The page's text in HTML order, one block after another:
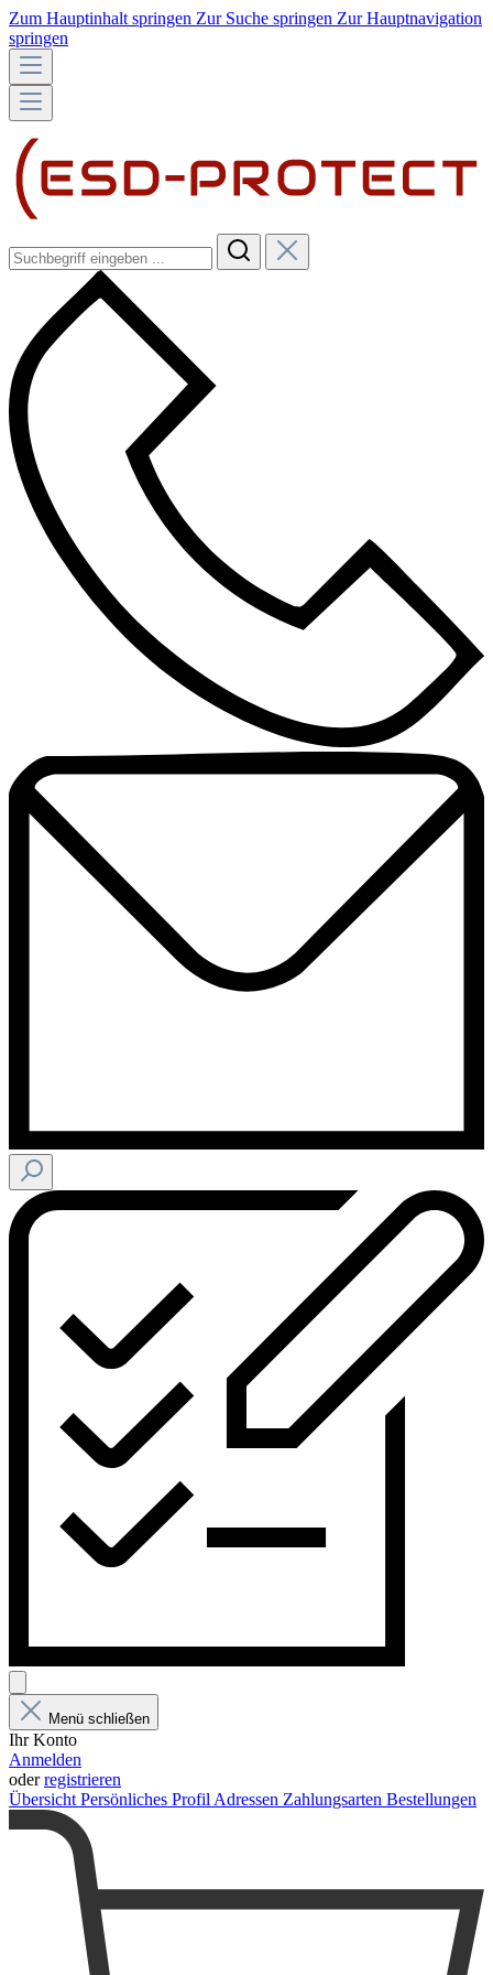
Zum Hauptinhalt springen Zur Suche springen Zur Hauptnavigation
springen
Menü schließen
Ihr Konto
Anmelden
oderregistrieren
Übersicht Persönliches Profil Adressen Zahlungsarten Bestellungen